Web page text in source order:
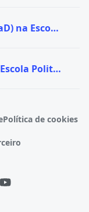
Ver todas as vagas A distância (EaD) na Escola Politécnica Brasileira
Ver todas as vagas de Técnico na Escola Politécnica Brasileira
Política de cookies